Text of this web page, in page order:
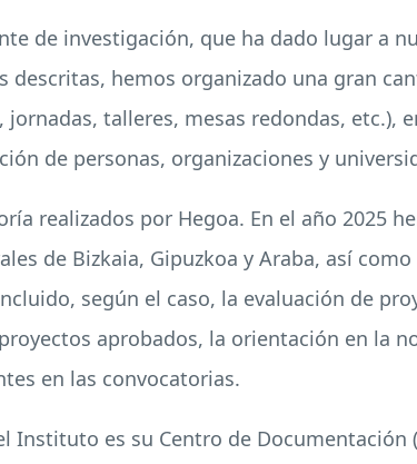
de investigación, que ha dado lugar a
hemos organizado una gran
talleres, mesas redondas, etc.),
de personas, organizaciones y
realizados por Hegoa. En el año 2025
de Bizkaia, Gipuzkoa y Araba, así
según el caso, la evaluación de
aprobados, la orientación en la
en las convocatorias.
es su Centro de Documentación